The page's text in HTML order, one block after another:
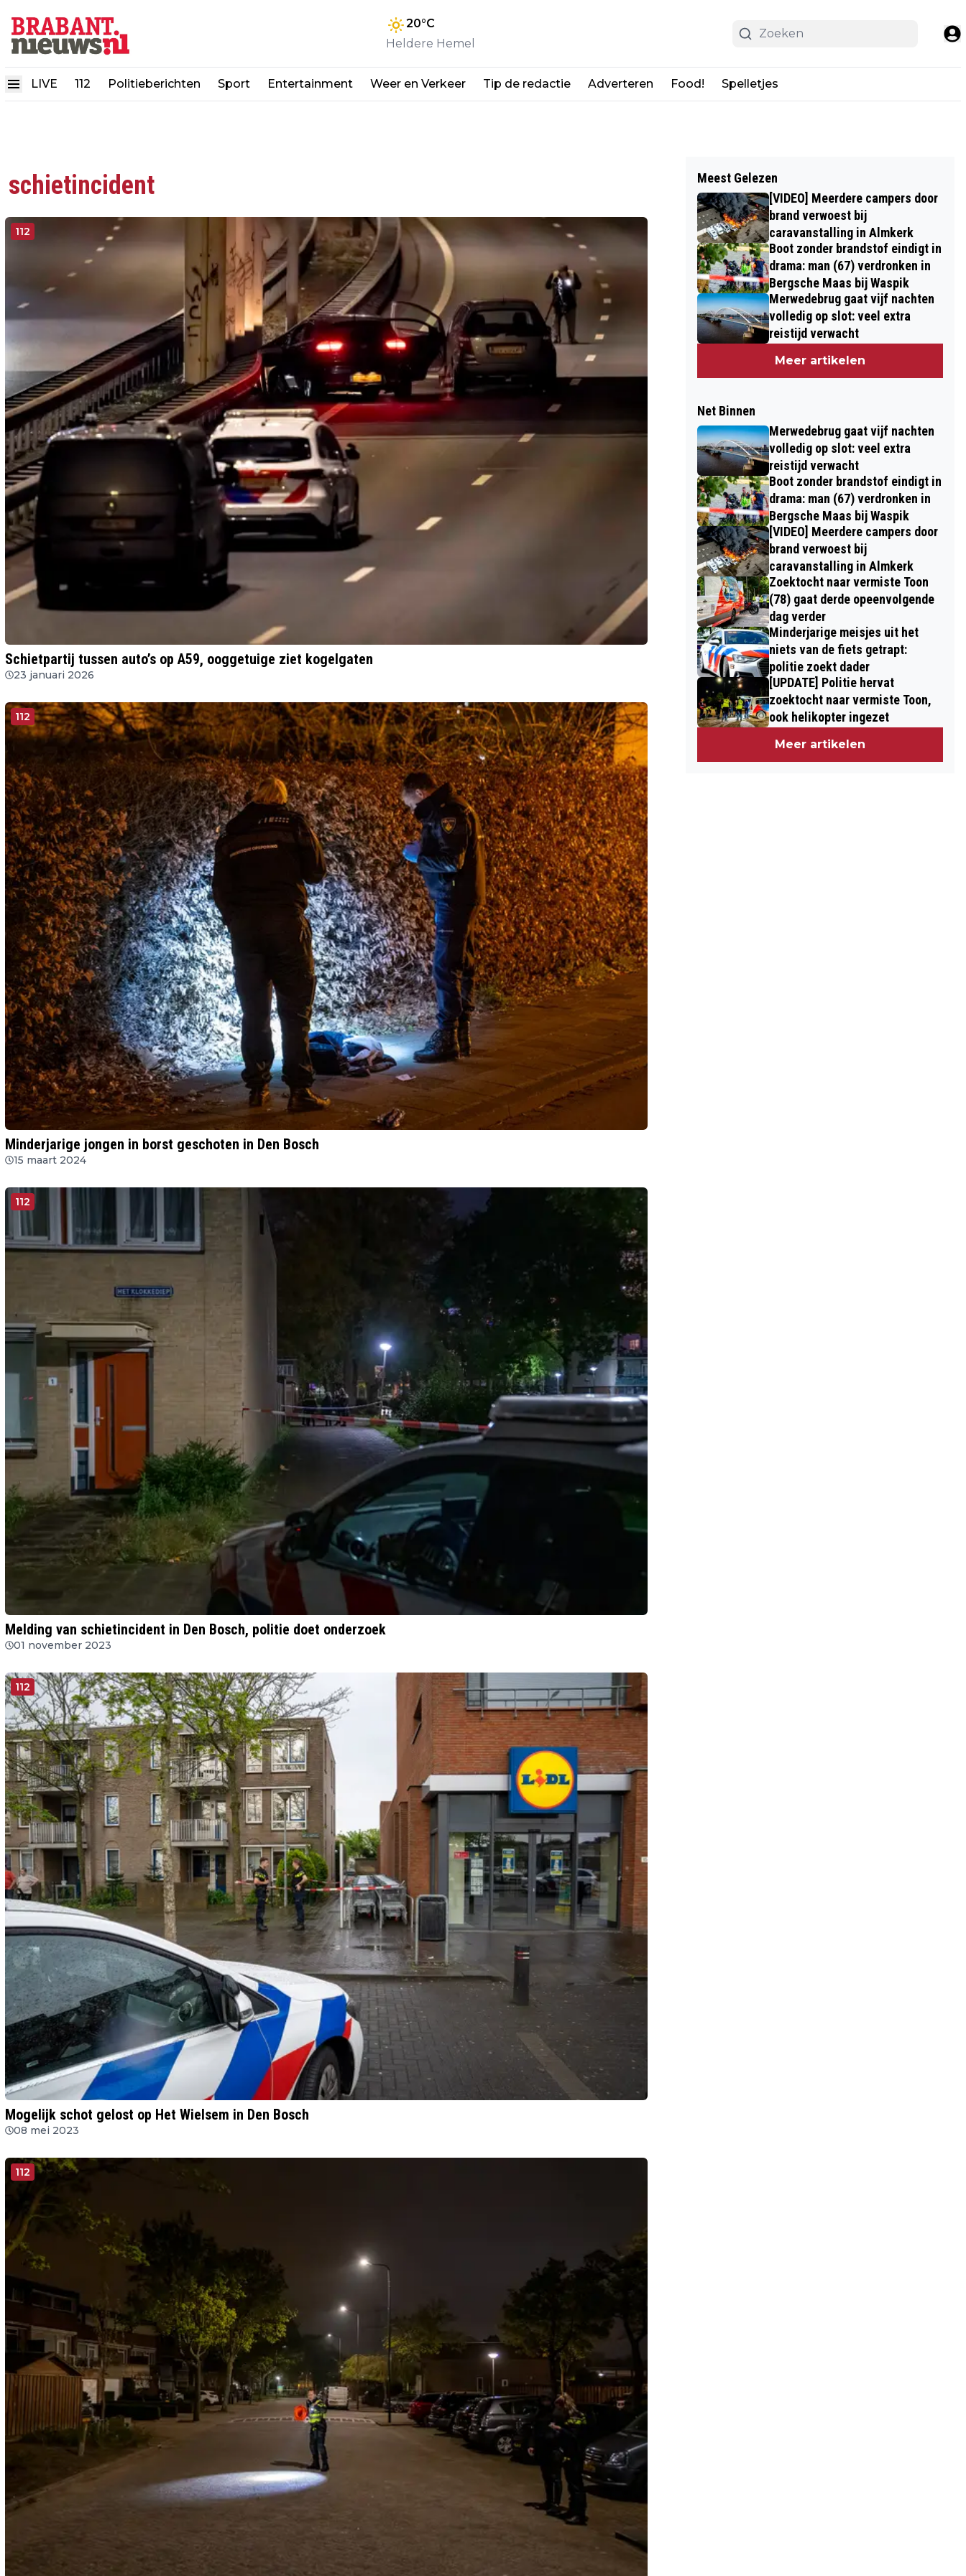
20°C
Heldere Hemel
LIVE 112 Politieberichten Sport Entertainment Weer en Verkeer Tip de redactie Adverteren Food! Spelletjes
schietincident
112
Schietpartij tussen auto’s op A59, ooggetuige ziet kogelgaten
23 januari 2026
112
Minderjarige jongen in borst geschoten in Den Bosch
15 maart 2024
112
Melding van schietincident in Den Bosch, politie doet onderzoek
01 november 2023
112
Mogelijk schot gelost op Het Wielsem in Den Bosch
08 mei 2023
112
Meest Gelezen
[VIDEO] Meerdere campers door
brand verwoest bij
caravanstalling in Almkerk
Boot zonder brandstof eindigt in
drama: man (67) verdronken in
Bergsche Maas bij Waspik
Merwedebrug gaat vijf nachten
volledig op slot: veel extra
reistijd verwacht
Meer artikelen
Net Binnen
Merwedebrug gaat vijf nachten
volledig op slot: veel extra
reistijd verwacht
Boot zonder brandstof eindigt in
drama: man (67) verdronken in
Bergsche Maas bij Waspik
[VIDEO] Meerdere campers door
brand verwoest bij
caravanstalling in Almkerk
Zoektocht naar vermiste Toon
(78) gaat derde opeenvolgende
dag verder
Minderjarige meisjes uit het
niets van de fiets getrapt:
politie zoekt dader
[UPDATE] Politie hervat
zoektocht naar vermiste Toon,
ook helikopter ingezet
Meer artikelen